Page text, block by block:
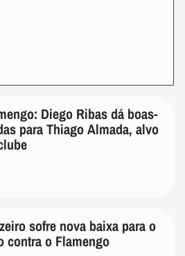
Diego Ribas dá boas-
para Thiago Almada, alvo
sofre nova baixa para o
contra o Flamengo